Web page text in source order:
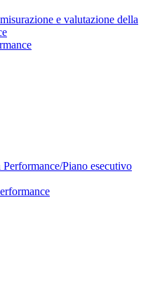
e valutazione della
Performance/Piano esecutivo